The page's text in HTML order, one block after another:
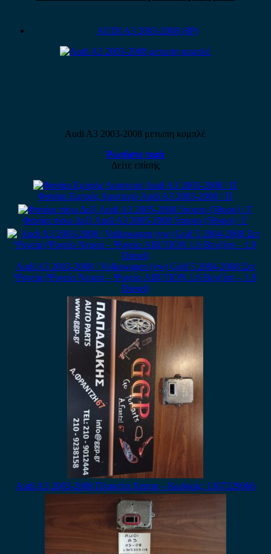
AUDI A3 2003-2008 (8P)
Audi A3 2003-2008 μετωπη κομπλέ
Ρωτήστε τιμή
Δείτε επίσης
Φανάρι Εμπρός Αριστερό Audi A3 2003-2008 / Π
Φανάρι πίσω Δεξί Audi A3 2005-2008 5πορτο (5θυρο) / Γ
Audi A3 2003-2008 / Volkswagen (vw) Golf 5 2004-2008 Σετ
Ψυγεία (Ψυγείο Νερού – Ψυγείο AIR/TION 1.6 Βενζίνη – 1.9
Diesel)
Audi A3 2003-2008 Πλακέτα Xenon – Κωδικός: 1307329066